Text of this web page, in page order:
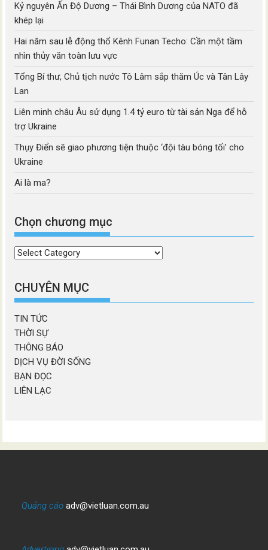
Kỷ nguyên Ấn Độ Dương – Thái Bình Dương của NATO đã
khép lại
Hai năm sau lễ động thổ Kênh Funan Techo: Cần một tầm
nhìn thủy văn toàn lưu vực
Tổng Bí thư, Chủ tịch nước Tô Lâm sắp thăm Úc và Tân Lây
Lan
Liên minh châu Âu sử dụng 1.4 tỷ euro từ tài sản Nga để hỗ
trợ Ukraine
Thụy Điển sẽ giao phương tiện thuộc ‘đội tàu bóng tối’ cho
Ukraine
Ai là ma?
Chọn chương mục
Chọn
mục
CHUYÊN MỤC
TIN TỨC
THỜI SỰ
THÔNG BÁO
DỊCH VỤ ĐỜI SỐNG
BẠN ĐỌC
LIÊN LẠC
Quảng cáo adv@vietluan.com.au